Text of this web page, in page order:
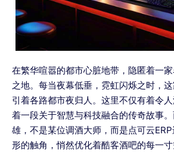
在繁华喧嚣的都市心脏地带，隐匿着一
之地。每当夜幕低垂，霓虹闪烁之时，
引着各路都市夜归人。这里不仅有着令
着一段关于智慧与科技融合的传奇故事
雄，不是某位调酒大师，而是点可云
形的触角，悄然优化着酷客酒吧的每一寸